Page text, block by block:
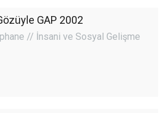
GAP 2002
// İnsani ve Sosyal Gelişme